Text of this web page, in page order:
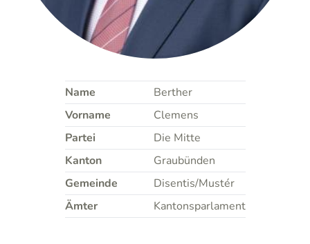
Name
Berther
Vorname
Clemens
Partei
Die Mitte
Kanton
Graubünden
Gemeinde
Disentis/Mustér
Ämter
Kantonsparlament